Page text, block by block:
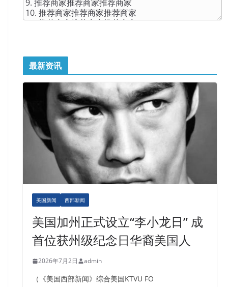
最新资讯
美国新闻 西部新闻
美国加州正式设立“李小龙日” 成
首位获州级纪念日华裔美国人
2026年7月2日 admin
（《美国西部新闻》综合美国KTVU FO